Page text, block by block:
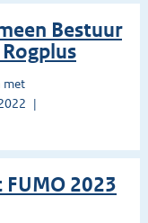
Bestuur
met
2023